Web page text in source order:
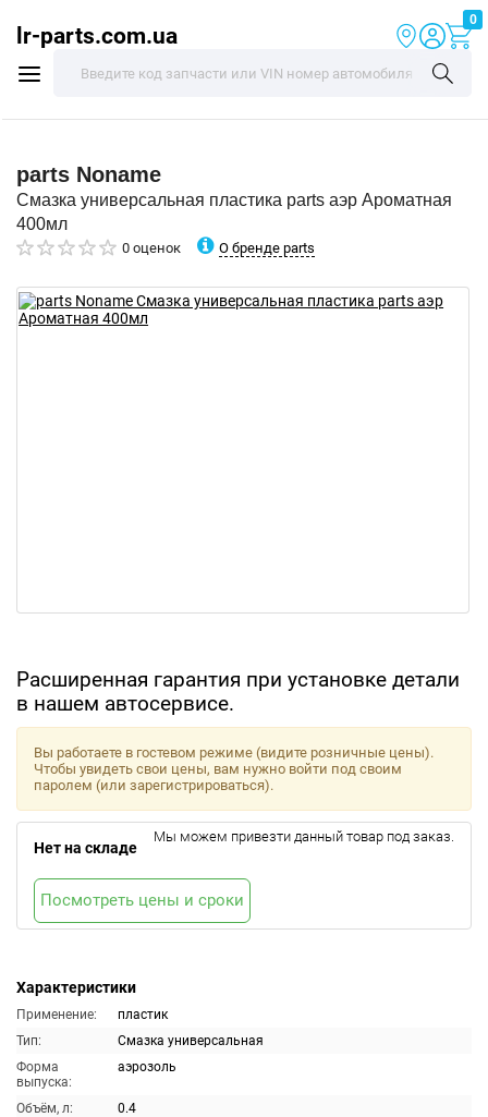
lr-parts.com.ua
0
parts Noname
Смазка универсальная пластика parts аэр Ароматная
400мл
0 оценок О бренде parts
Расширенная гарантия при установке детали
в нашем автосервисе.
Характеристики
Применение:
пластик
Тип:
Смазка универсальная
Форма
выпуска:
аэрозоль
Объём, л:
0.4
Вы работаете в гостевом режиме (видите розничные цены).
Чтобы увидеть свои цены, вам нужно войти под своим
паролем (или зарегистрироваться).
Нет на складе
Мы можем привезти данный товар под заказ.
Посмотреть цены и сроки